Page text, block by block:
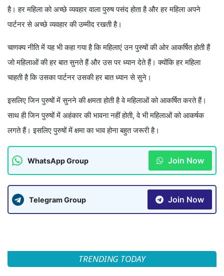
है। हर महिला को अच्छे व्यवहार वाला पुरुष पसंद होता है और हर महिला अपने
पार्टनर से अच्छे व्यवहार की उम्मीद रखती है।
चाणक्य नीति में यह भी कहा गया है कि महिलाएं उन पुरुषों की ओर आकर्षित होती हैं
जो महिलाओं की हर बात सुनते हैं और उस पर ध्यान देते हैं। क्योंकि हर महिला
चाहती है कि उसका पार्टनर उसकी हर बात ध्यान से सुने।
इसलिए जिन पुरुषों में सुनने की क्षमता होती है वे महिलाओं को आकर्षित करते हैं।
साथ ही जिन पुरुषों में अहंकार की भावना नहीं होती, वे भी महिलाओं को आकर्षक
लगते हैं। इसलिए पुरुषों में क्षमा का भाव होना बहुत जरूरी है।
WhatsApp Group Join Now
Telegram Group Join Now
TRENDING TODAY